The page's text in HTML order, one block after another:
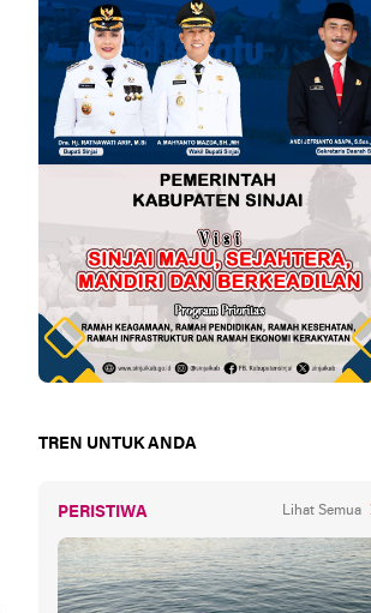
TREN UNTUK ANDA
PERISTIWA Lihat Semua